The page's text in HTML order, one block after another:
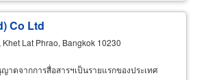
Co Ltd
Lat Phrao, Bangkok 10230
ตจากการสื่อสารฯเป็นรายแรกของประเทศ